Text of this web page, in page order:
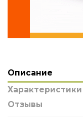
Описание
Характеристики
Отзывы